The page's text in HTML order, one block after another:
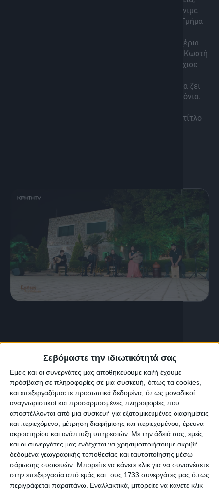
Σεβόμαστε την ιδιωτικότητά σας
Εμείς και οι συνεργάτες μας αποθηκεύουμε και/ή έχουμε
πρόσβαση σε πληροφορίες σε μια συσκευή, όπως τα cookies,
και επεξεργαζόμαστε προσωπικά δεδομένα, όπως μοναδικοί
αναγνωριστικοί και προσαρμοσμένες πληροφορίες που
αποστέλλονται από μια συσκευή για εξατομικευμένες διαφημίσεις
και περιεχόμενο, μέτρηση διαφήμισης και περιεχομένου, έρευνα
ακροατηρίου και ανάπτυξη υπηρεσιών. Με την άδειά σας, εμείς
και οι συνεργάτες μας ενδέχεται να χρησιμοποιήσουμε ακριβή
δεδομένα γεωγραφικής τοποθεσίας και ταυτοποίησης μέσω
σάρωσης συσκευών. Μπορείτε να κάνετε κλικ για να συναινέσετε
στην επεξεργασία από εμάς και τους 1733 συνεργάτες μας όπως
περιγράφεται παραπάνω. Εναλλακτικά, μπορείτε να κάνετε κλικ
όπου έζησε μέχρι τα 12 του χρόνια, ζει πλέον μόνιμα
στο Ηράκλειο Κρήτης, αφού είναι φοιτητής στο Τμήμα
Μεσογειακό Πανεπιστήμιο. Η λύρα μπαίνει στα χέρια
του στην ηλικία των 7-8 χρόνων, με δάσκαλο τον Κωστή
Βουτυράκη για τα πρώτα χρόνια και έπειτα συνέχισε
ανάγκασε την οικογένειά του να ξενιτευτεί και να ζει
μόνιμα στο Λονδίνο, όπου έζησε ο Βαγγέλης 6 χρόνια.
καλλιτεχνών, όπως του Βαγγέλη Πυθαρούλη, με τίτλο
Φραγκιαδάκης